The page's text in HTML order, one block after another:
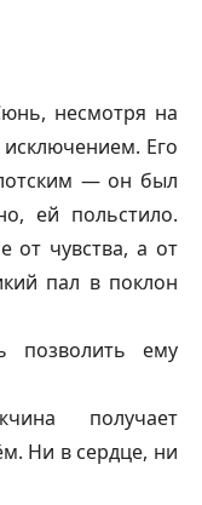
несмотря на
Его
— он был
ей польстило.
от чувства, а от
пал в поклон
ему
получает
Ни в сердце, ни